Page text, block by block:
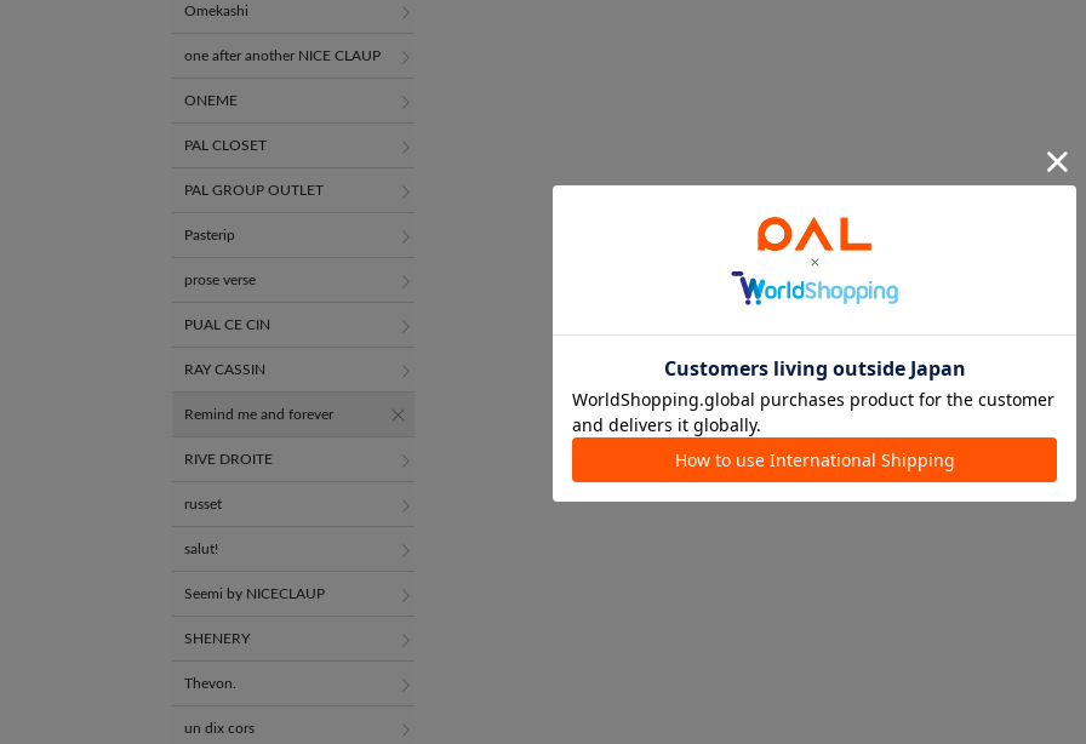
Omekashi
one after another NICE CLAUP
ONEME
PAL CLOSET
PAL GROUP OUTLET
Pasterip
prose verse
PUAL CE CIN
RAY CASSIN
Remind me and forever
RIVE DROITE
russet
salut!
Seemi by NICECLAUP
SHENERY
Thevon.
un dix cors